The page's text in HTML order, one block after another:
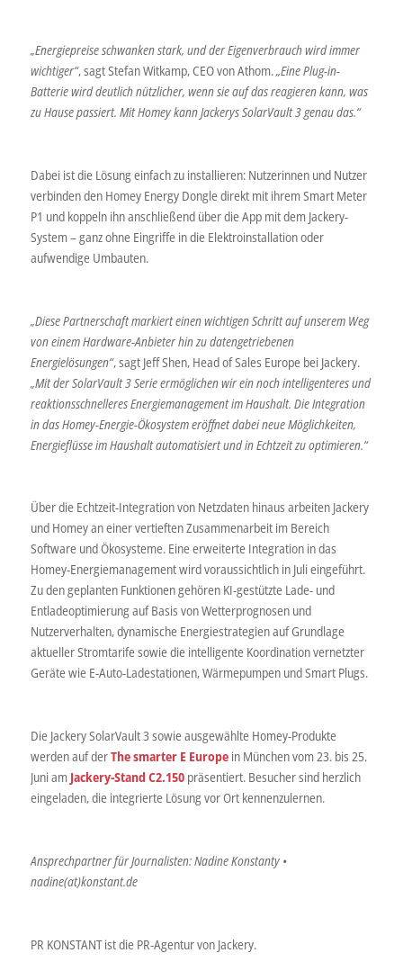
„Energiepreise schwanken stark, und der Eigenverbrauch wird immer
wichtiger“, sagt Stefan Witkamp, CEO von Athom.„Eine Plug-in-
Batterie wird deutlich nützlicher, wenn sie auf das reagieren kann, was
zu Hause passiert. Mit Homey kann Jackerys SolarVault 3 genau das.“
Dabei ist die Lösung einfach zu installieren: Nutzerinnen und Nutzer
verbinden den Homey Energy Dongle direkt mit ihrem Smart Meter
P1 und koppeln ihn anschließend über die App mit dem Jackery-
System – ganz ohne Eingriffe in die Elektroinstallation oder
aufwendige Umbauten.
„Diese Partnerschaft markiert einen wichtigen Schritt auf unserem Weg
von einem Hardware-Anbieter hin zu datengetriebenen
Energielösungen“, sagt Jeff Shen, Head of Sales Europe bei Jackery.
„Mit der SolarVault 3 Serie ermöglichen wir ein noch intelligenteres und
reaktionsschnelleres Energiemanagement im Haushalt. Die Integration
in das Homey-Energie-Ökosystem eröffnet dabei neue Möglichkeiten,
Energieflüsse im Haushalt automatisiert und in Echtzeit zu optimieren.“
Über die Echtzeit-Integration von Netzdaten hinaus arbeiten Jackery
und Homey an einer vertieften Zusammenarbeit im Bereich
Software und Ökosysteme. Eine erweiterte Integration in das
Homey-Energiemanagement wird voraussichtlich in Juli eingeführt.
Zu den geplanten Funktionen gehören KI-gestützte Lade- und
Entladeoptimierung auf Basis von Wetterprognosen und
Nutzerverhalten, dynamische Energiestrategien auf Grundlage
aktueller Stromtarife sowie die intelligente Koordination vernetzter
Geräte wie E-Auto-Ladestationen, Wärmepumpen und Smart Plugs.
Die Jackery SolarVault 3 sowie ausgewählte Homey-Produkte
werden auf derThe smarter E Europein München vom 23. bis 25.
Juni am Jackery-Stand C2.150 präsentiert. Besucher sind herzlich
eingeladen, die integrierte Lösung vor Ort kennenzulernen.
Ansprechpartner für Journalisten: Nadine Konstanty •
nadine(at)konstant.de
PR KONSTANT ist die PR-Agentur von Jackery.